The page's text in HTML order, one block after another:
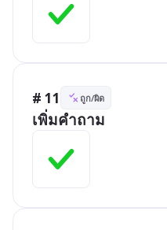
# 11 ถูก/ผิด
เพิ่มคำถาม